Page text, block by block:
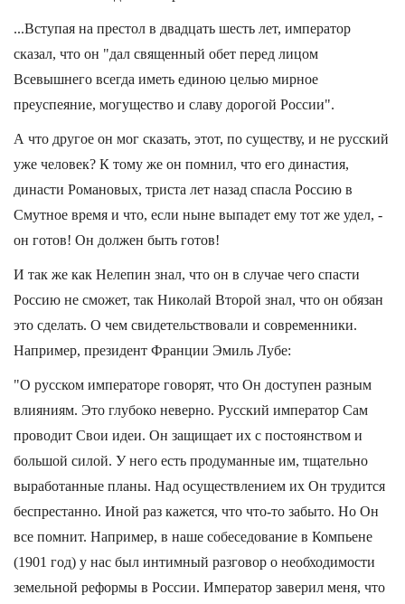
...Вступая на престол в двадцать шесть лет, император
сказал, что он "дал священный обет перед лицом
Всевышнего всегда иметь единою целью мирное
преуспеяние, могущество и славу дорогой России".
А что другое он мог сказать, этот, по существу, и не русский
уже человек? К тому же он помнил, что его династия,
династи Романовых, триста лет назад спасла Россию в
Смутное время и что, если ныне выпадет ему тот же удел, -
он готов! Он должен быть готов!
И так же как Нелепин знал, что он в случае чего спасти
Россию не сможет, так Николай Второй знал, что он обязан
это сделать. О чем свидетельствовали и современники.
Например, президент Франции Эмиль Лубе:
"О русском императоре говорят, что Он доступен разным
влияниям. Это глубоко неверно. Русский император Сам
проводит Свои идеи. Он защищает их с постоянством и
большой силой. У него есть продуманные им, тщательно
выработанные планы. Над осуществлением их Он трудится
беспрестанно. Иной раз кажется, что что-то забыто. Но Он
все помнит. Например, в наше собеседование в Компьене
(1901 год) у нас был интимный разговор о необходимости
земельной реформы в России. Император заверил меня, что